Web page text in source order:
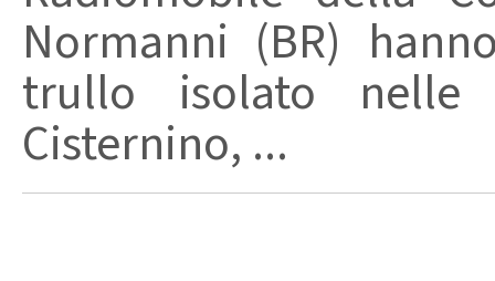
Normanni (BR)
trullo isolato nelle
Cisternino, ...